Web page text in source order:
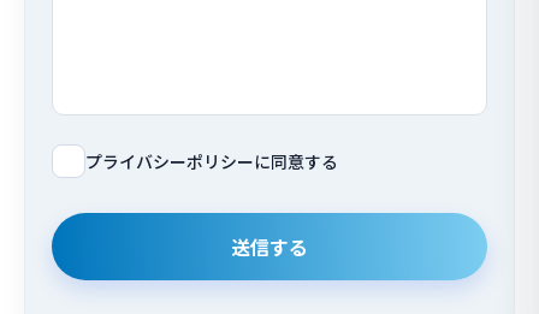
プライバシーポリシーに同意する